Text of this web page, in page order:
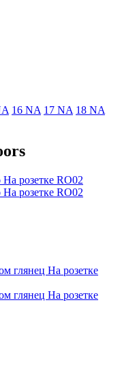
16 NA 17 NA 18 NA